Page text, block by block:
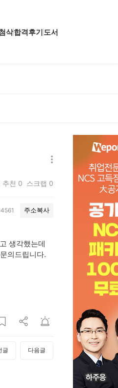
삭합격후기 도서
추천 0 스크랩 0
주소복사
생각했는데
의드립니다.
글 다음글